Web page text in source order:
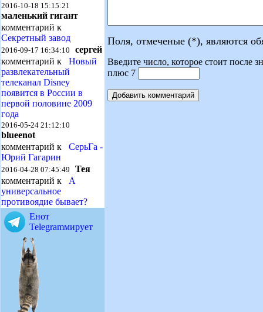
2016-10-18 15:15:21
маленький гигант
комментарий к
Секретный завод
2016-09-17 16:34:10 сергей
комментарий к Новый
развлекательный
телеканал Disney
появится в России в
первой половине 2009
года
2016-05-24 21:12:10
blueenot
комментарий к СерьГа -
Юрий Гагарин
2016-04-28 07:45:49 Тея
комментарий к А
универсальное
противоядие бывает?
Енот
Telegramмирует
Поля, отмеченые (*), являются
Введите число, которое стоит после
плюс 7